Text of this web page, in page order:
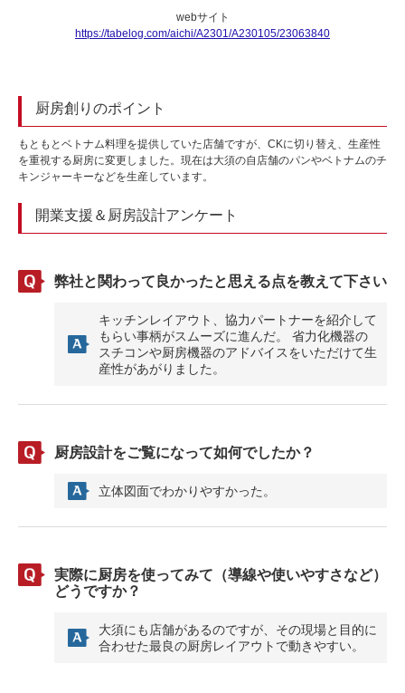
webサイト
https://tabelog.com/aichi/A2301/A230105/23063840
厨房創りのポイント
もともとベトナム料理を提供していた店舗ですが、CKに切り替え、生産性
を重視する厨房に変更しました。現在は大須の自店舗のパンやベトナムのチ
キンジャーキーなどを生産しています。
開業支援＆厨房設計アンケート
弊社と関わって良かったと思える点を教えて下さい
キッチンレイアウト、協力パートナーを紹介して
もらい事柄がスムーズに進んだ。 省力化機器の
スチコンや厨房機器のアドバイスをいただけて生
産性があがりました。
厨房設計をご覧になって如何でしたか？
立体図面でわかりやすかった。
実際に厨房を使ってみて（導線や使いやすさなど）
どうですか？
大須にも店舗があるのですが、その現場と目的に
合わせた最良の厨房レイアウトで動きやすい。